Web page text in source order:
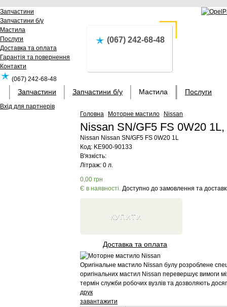
Запчастини
Запчастини б/у
Мастила
Послуги
Доставка та оплата
Гарантія та повернення
Контакти
(067) 242-68-48
Вхід для партнерів
(067) 242-68-48
Запчастини Запчастини б/у Мастила Послуги
Головна Моторне мастило Nissan
Nissan SN/GF5 FS 0W20
Nissan Nissan SN/GF5 FS 0W20 1L
Код: KE900-90133
В'язкість:
Літраж: 0 л.
0,00 грн
Є в наявності. Доступно до замовлення та
КУПИТИ
Доставка та оплата
Оригінальне мастило Nissan булу розроблене
оригінальних мастил Nissan перевершує вимоги
термін служби робочих вузлів та дозволяють
друк
завантажити